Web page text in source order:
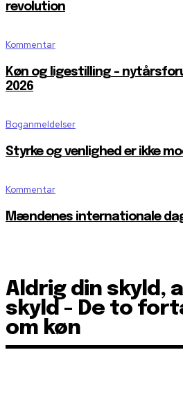
revolution
Kommentar
Køn og ligestilling –
2026
Boganmeldelser
Styrke og venlighed er ikke
Kommentar
Mændenes internationale
Aldrig din skyld,
skyld - De to
om køn